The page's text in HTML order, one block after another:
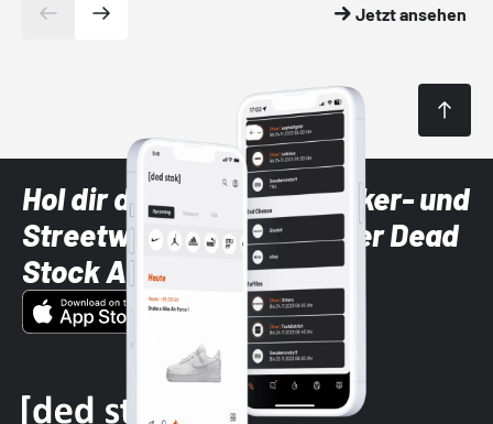
Jetzt ansehen
Hol dir die neuesten Sneaker- und
Streetwear-Brands mit der Dead
Stock App